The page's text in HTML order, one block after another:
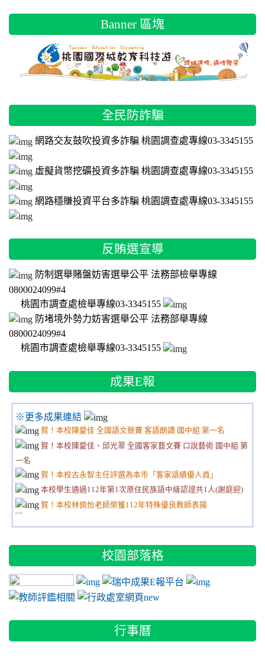
Banner 區塊
全民防詐騙
網路交友鼓吹投資多詐騙 桃園調查處專線03-3345155
虛擬貨幣挖礦投資多詐騙 桃園調查處專線03-3345155
網路穩賺投資平台多詐騙 桃園調查處專線03-3345155
反賄選宣導
防制選舉賭盤妨害選舉公平 法務部檢舉專線
0800024099#4
桃園市調查處檢舉專線03-3345155
防堵境外勢力妨害選舉公平 法務部舉專線
0800024099#4
桃園市調查處檢舉專線03-3345155
成果E報
※更多成果連結
賀！本校邱光翠、高采萱 桃園市113年度口說藝術競賽第一名
賀！本校陳愛佳 全國語文競賽 客語朗讀 國中組 第一名
賀！本校陳愛佳、邱光翠 全國客家藝文賽 口說藝術 國中組 第
一名
賀！本校古永智主任評選為本市「客家語績優人員」
本校學生通過112年第1次原住民族語中級認證共1人(謝庭迎)
賀！本校林佩怡老師榮獲112年特殊優良教師表揚
學校組 第1名」、「中級暨中高級小學校組 第1名」
賀！本校通過客語初級認證學生23人
賀！劉羽捷同學榮獲111學年度原住民族說唱藝術比賽 阿美族
族語說故事國中組 甲等
賀！本校合唱團榮獲桃園市111學年度師生鄉土歌謠比賽【客
校園部落格
link to https://www.youtube.com/
link to https://sites.google.com/a/
link to https://
link to http://
link to https://sites.google.com/a/
link to https://
行事曆